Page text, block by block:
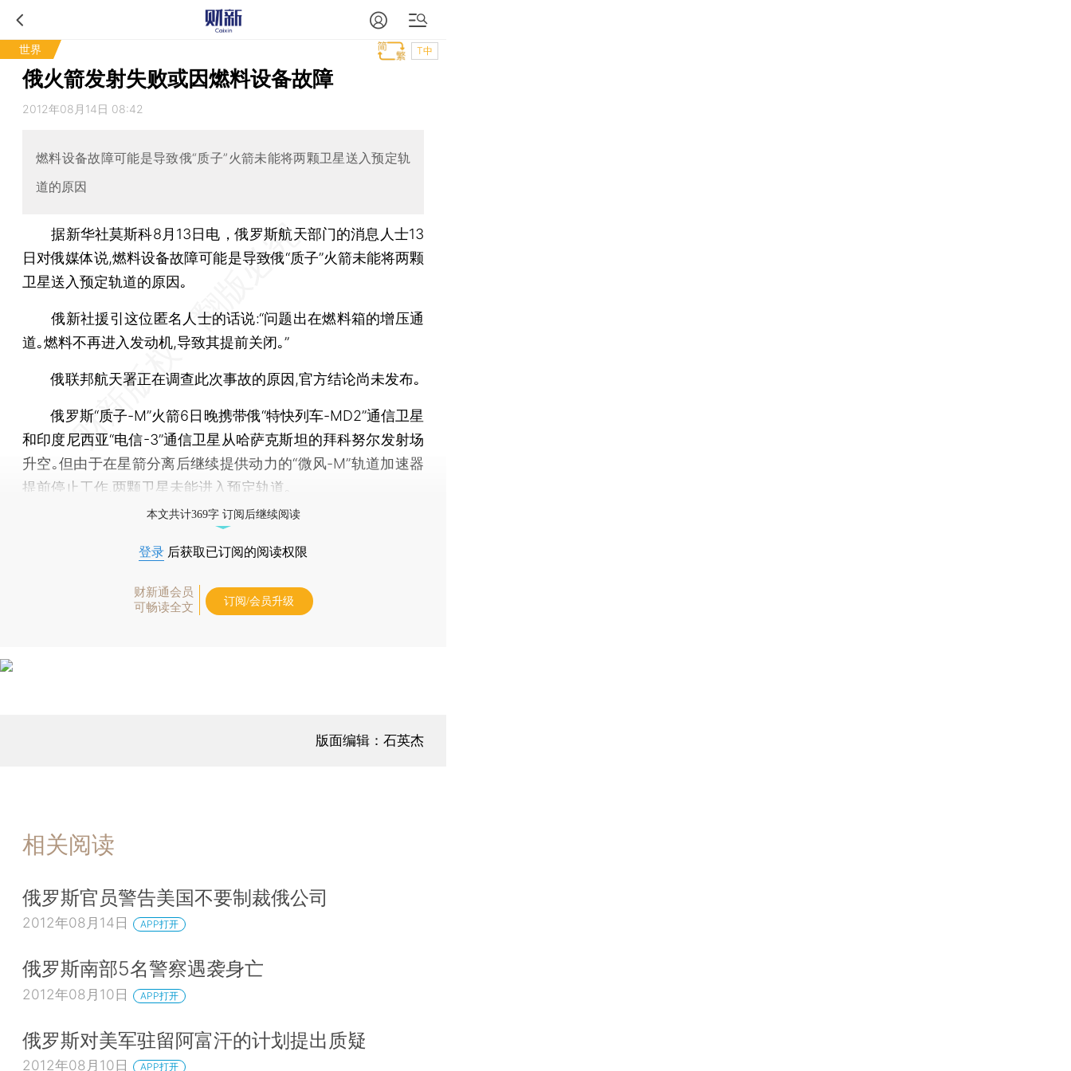
世界 T中
俄火箭发射失败或因燃料设备故障
2012年08月14日 08:42
燃料设备故障可能是导致俄“质子”火箭未能将两颗卫星送入预定轨
道的原因
据新华社莫斯科8月13日电，俄罗斯航天部门的消息人士13
日对俄媒体说,燃料设备故障可能是导致俄“质子”火箭未能将两颗
卫星送入预定轨道的原因｡
俄新社援引这位匿名人士的话说:“问题出在燃料箱的增压通
道｡燃料不再进入发动机,导致其提前关闭｡”
俄联邦航天署正在调查此次事故的原因,官方结论尚未发布｡
俄罗斯“质子-M”火箭6日晚携带俄“特快列车-MD2”通信卫星
和印度尼西亚“电信-3”通信卫星从哈萨克斯坦的拜科努尔发射场
升空｡但由于在星箭分离后继续提供动力的“微风-M”轨道加速器
提前停止工作,两颗卫星未能进入预定轨道｡
本文共计369字 订阅后继续阅读
登录 后获取已订阅的阅读权限
财新通会员
可畅读全文
订阅/会员升级
版面编辑：石英杰
相关阅读
俄罗斯官员警告美国不要制裁俄公司
2012年08月14日 APP打开
俄罗斯南部5名警察遇袭身亡
2012年08月10日 APP打开
俄罗斯对美军驻留阿富汗的计划提出质疑
2012年08月10日 APP打开